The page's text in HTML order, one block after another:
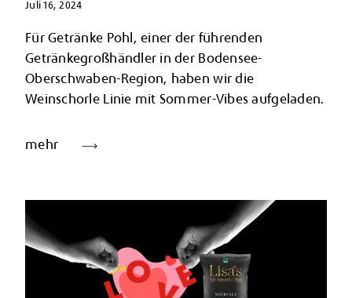
Juli 16, 2024
Für Getränke Pohl, einer der führenden
Getränkegroßhändler in der Bodensee-
Oberschwaben-Region, haben wir die
Weinschorle Linie mit Sommer-Vibes aufgeladen.
mehr